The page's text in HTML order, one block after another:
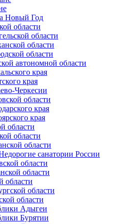
Новый Год
области
области
области
области
автономной области
края
края
Черкесии
области
края
края
области
области
области
санатории России
области
области
области
области
области
Адыгеи
Бурятии